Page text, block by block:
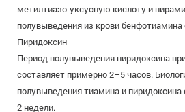
метилтиазо-уксусную кислоту и
полувыведения из крови бенфотиамина
Пиридоксин
Период полувыведения пиридоксина
составляет примерно 2–5 часов.
полувыведения тиамина и
2 недели.